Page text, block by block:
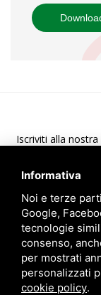
Iscriviti alla
Ho
Informativa
Noi e terze
Google,
tecnologie
consenso,
per mostrati
personalizzati
cookie policy.